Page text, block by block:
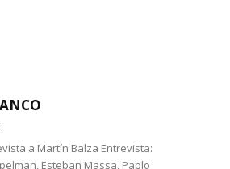
a Martín Balza Entrevista:
Esteban Massa, Pablo